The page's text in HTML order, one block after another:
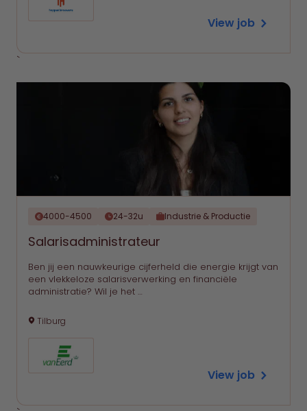
View job
`
4000-4500 24-32u Industrie & Productie
Salarisadministrateur
Ben jij een nauwkeurige cijferheld die energie krijgt van
een vlekkeloze salarisverwerking en financiële
administratie? Wil je het …
Tilburg
View job